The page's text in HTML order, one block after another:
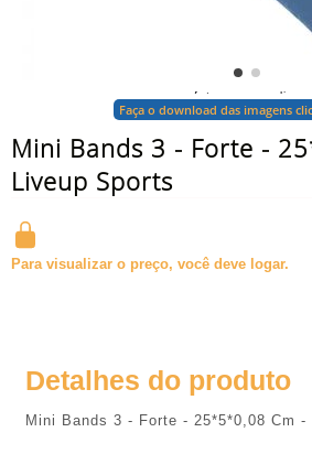
foto para ampliar
Faça o download das imagens
Mini Bands 3 - Forte -
Liveup Sports
Para visualizar o preço, você deve logar.
Detalhes do produto
Mini Bands 3 - Forte - 25*5*0,08 Cm -